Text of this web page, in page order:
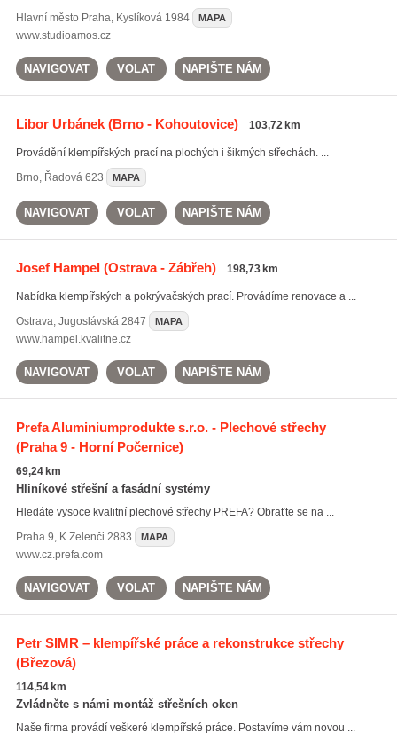
Hlavní město Praha, Kyslíková 1984 MAPA
www.studioamos.cz
NAVIGOVAT VOLAT NAPIŠTE NÁM
Libor Urbánek(Brno - Kohoutovice) 103,72 km
Provádění klempířských prací na plochých i šikmých střechách. ...
Brno, Řadová 623 MAPA
NAVIGOVAT VOLAT NAPIŠTE NÁM
Josef Hampel(Ostrava - Zábřeh) 198,73 km
Nabídka klempířských a pokrývačských prací. Provádíme renovace a ...
Ostrava, Jugoslávská 2847 MAPA
www.hampel.kvalitne.cz
NAVIGOVAT VOLAT NAPIŠTE NÁM
Prefa Aluminiumprodukte s.r.o. - Plechové střechy
(Praha 9 - Horní Počernice)
69,24 km
Hliníkové střešní a fasádní systémy
Hledáte vysoce kvalitní plechové střechy PREFA? Obraťte se na ...
Praha 9, K Zelenči 2883 MAPA
www.cz.prefa.com
NAVIGOVAT VOLAT NAPIŠTE NÁM
Petr SIMR – klempířské práce a rekonstrukce střechy
(Březová)
114,54 km
Zvládněte s námi montáž střešních oken
Naše firma provádí veškeré klempířské práce. Postavíme vám novou ...